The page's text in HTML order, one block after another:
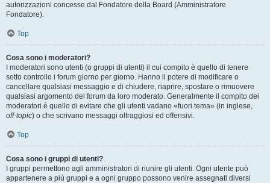
autorizzazioni concesse dal Fondatore della Board (Amministratore
Fondatore).
Top
Cosa sono i moderatori?
I moderatori sono utenti (o gruppi di utenti) il cui compito è quello di tenere
sotto controllo i forum giorno per giorno. Hanno il potere di modificare o
cancellare qualsiasi messaggio e di chiudere, riaprire, spostare o rimuovere
qualsiasi argomento del forum da loro moderato. Generalmente il compito dei
moderatori è quello di evitare che gli utenti vadano «fuori tema» (in inglese,
off-topic) o che scrivano messaggi oltraggiosi ed offensivi.
Top
Cosa sono i gruppi di utenti?
I gruppi permettono agli amministratori di riunire gli utenti. Ogni utente può
appartenere a più gruppi e a ogni gruppo possono venire assegnati diversi